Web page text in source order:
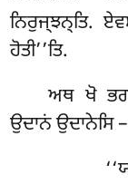
ਨਿਰੁਜ੍ਝਨ੍ਤਿ.
ਹੋਤੀ’’ਤਿ.
ਅਥ ਖੋ
ਉਦਾਨਂ ਉਦਾਨੇਸਿ –